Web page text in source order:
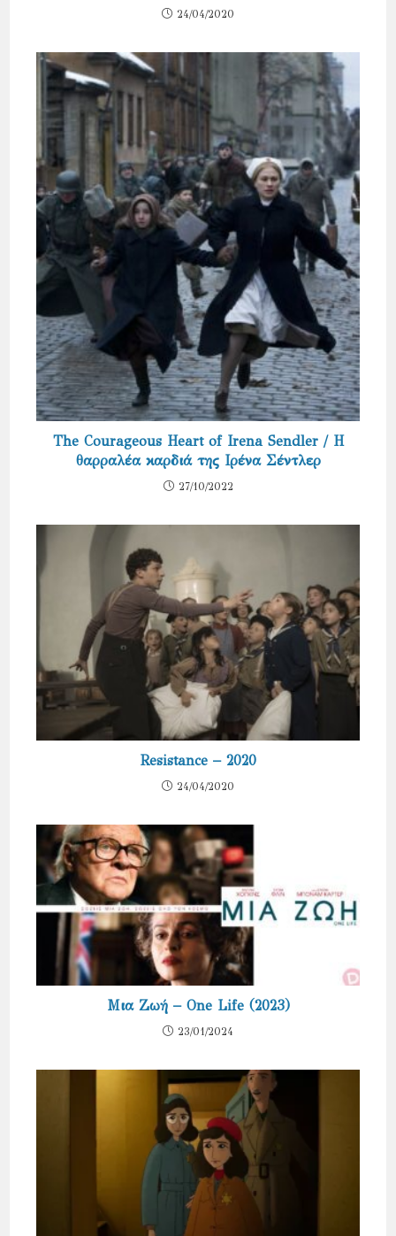
24/04/2020
The Courageous Heart of Irena Sendler / Η
θαρραλέα καρδιά της Ιρένα Σέντλερ
27/10/2022
Resistance – 2020
24/04/2020
Μια Ζωή – One Life (2023)
23/01/2024